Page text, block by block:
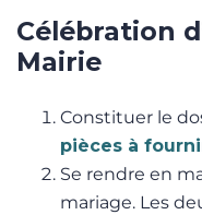
Célébration
Mairie
Constituer le
pièces à
Se rendre en
mariage. Les